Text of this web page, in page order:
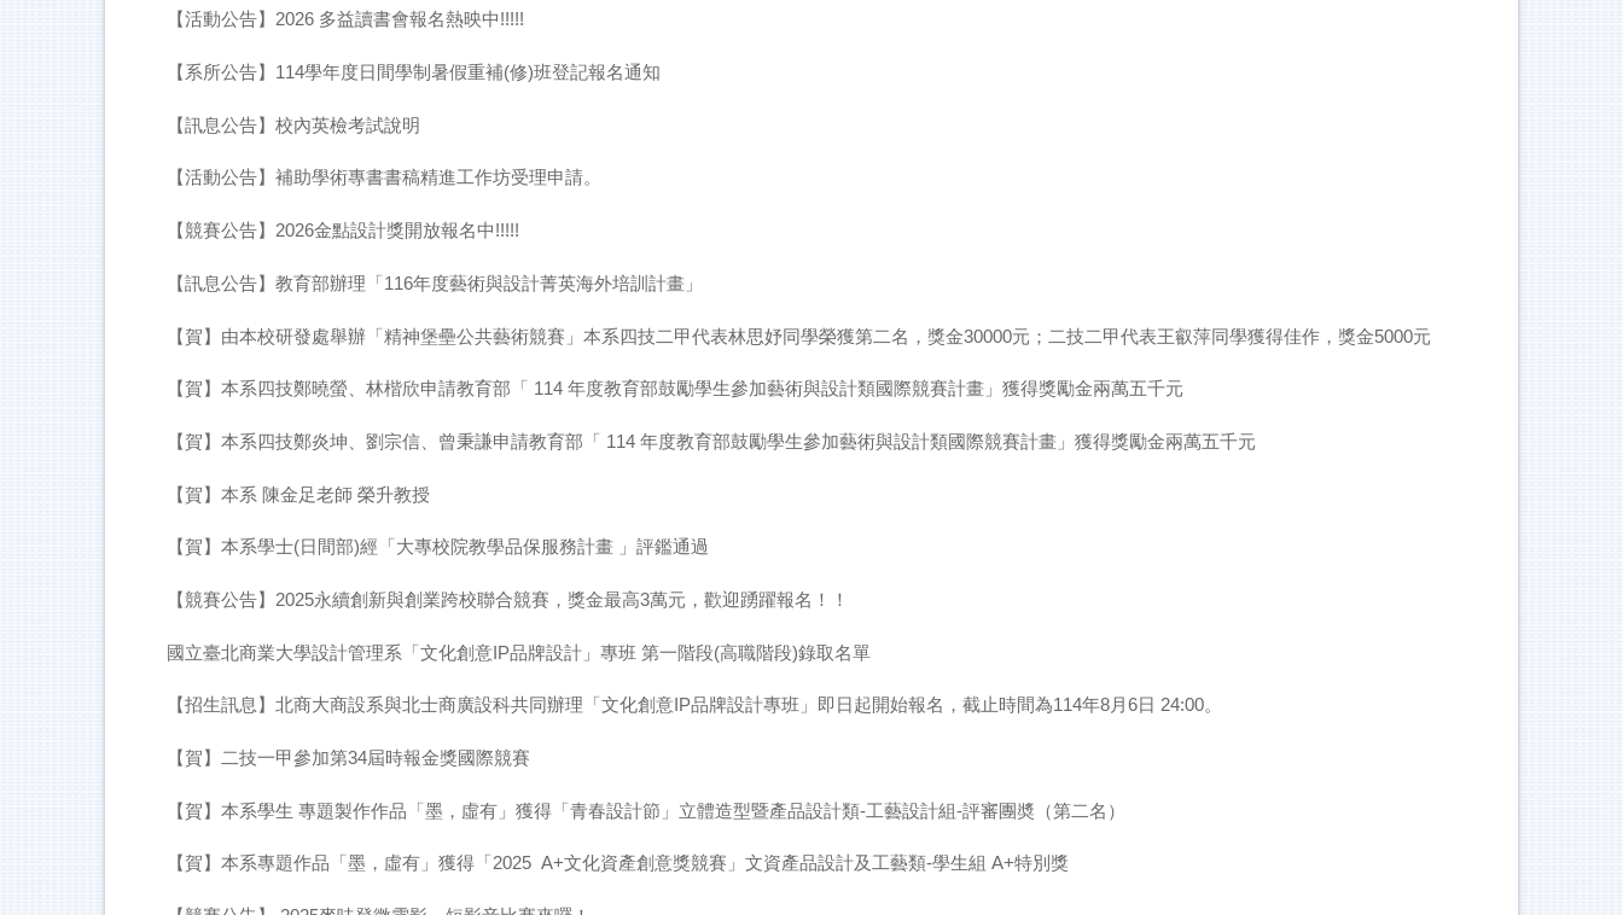
【活動公告】2026 多益讀書會報名熱映中!!!!!
【系所公告】114學年度日間學制暑假重補(修)班登記報名通知
【訊息公告】校內英檢考試說明
【活動公告】補助學術專書書稿精進工作坊受理申請。
【競賽公告】2026金點設計獎開放報名中!!!!!
【訊息公告】教育部辦理「116年度藝術與設計菁英海外培訓計畫」
【賀】由本校研發處舉辦「精神堡壘公共藝術競賽」本系四技二甲代表林思妤同學榮獲第二名，獎金30000元；二技二甲代表王叡萍同學獲得佳作，獎金5000元
【賀】本系四技鄭曉螢、林楷欣申請教育部「 114 年度教育部鼓勵學生參加藝術與設計類國際競賽計畫」獲得獎勵金兩萬五千元
【賀】本系四技鄭炎坤、劉宗信、曾秉謙申請教育部「 114 年度教育部鼓勵學生參加藝術與設計類國際競賽計畫」獲得獎勵金兩萬五千元
【賀】本系 陳金足老師 榮升教授
【賀】本系學士(日間部)經「大專校院教學品保服務計畫 」評鑑通過
【競賽公告】2025永續創新與創業跨校聯合競賽，獎金最高3萬元，歡迎踴躍報名！！
國立臺北商業大學設計管理系「文化創意IP品牌設計」專班 第一階段(高職階段)錄取名單
【招生訊息】北商大商設系與北士商廣設科共同辦理「文化創意IP品牌設計專班」即日起開始報名，截止時間為114年8月6日 24:00。
【賀】二技一甲參加第34屆時報金獎國際競賽
【賀】本系學生 專題製作作品「墨，虛有」獲得「青春設計節」立體造型暨產品設計類-工藝設計組-評審團奬（第二名）
【賀】本系專題作品「墨，虛有」獲得「2025 A+文化資產創意獎競賽」文資產品設計及工藝類-學生組 A+特別獎